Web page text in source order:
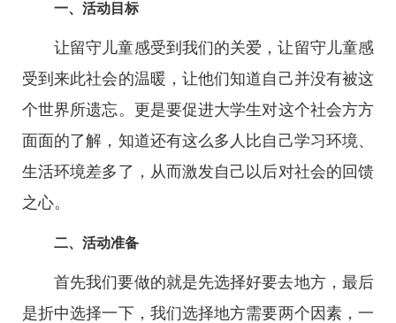
一、活动目标
让留守儿童感受到我们的关爱，让留守儿童感
受到来此社会的温暖，让他们知道自己并没有被这
个世界所遗忘。更是要促进大学生对这个社会方方
面面的了解，知道还有这么多人比自己学习环境、
生活环境差多了，从而激发自己以后对社会的回馈
之心。
二、活动准备
首先我们要做的就是先选择好要去地方，最后
是折中选择一下，我们选择地方需要两个因素，一